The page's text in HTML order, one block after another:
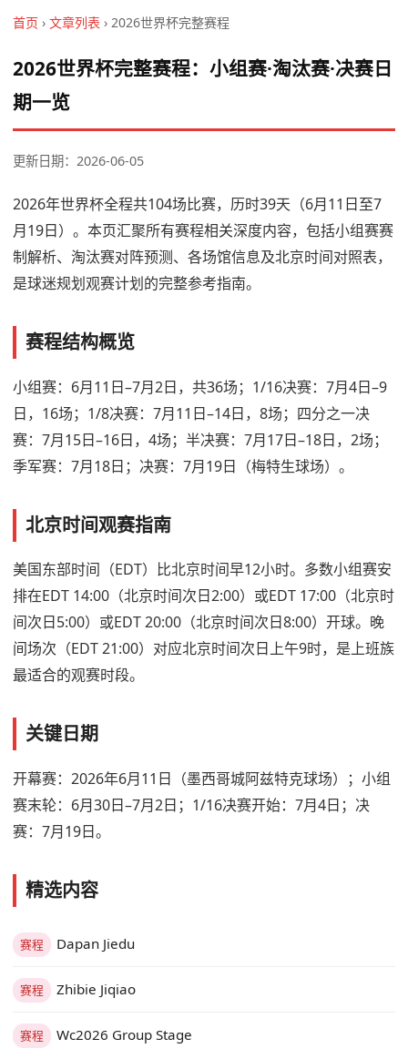
首页 › 文章列表 › 2026世界杯完整赛程
2026世界杯完整赛程：小组赛·淘汰赛·决赛日
期一览
更新日期：2026-06-05
2026年世界杯全程共104场比赛，历时39天（6月11日至7
月19日）。本页汇聚所有赛程相关深度内容，包括小组赛赛
制解析、淘汰赛对阵预测、各场馆信息及北京时间对照表，
是球迷规划观赛计划的完整参考指南。
赛程结构概览
小组赛：6月11日–7月2日，共36场；1/16决赛：7月4日–9
日，16场；1/8决赛：7月11日–14日，8场；四分之一决
赛：7月15日–16日，4场；半决赛：7月17日–18日，2场；
季军赛：7月18日；决赛：7月19日（梅特生球场）。
北京时间观赛指南
美国东部时间（EDT）比北京时间早12小时。多数小组赛安
排在EDT 14:00（北京时间次日2:00）或EDT 17:00（北京时
间次日5:00）或EDT 20:00（北京时间次日8:00）开球。晚
间场次（EDT 21:00）对应北京时间次日上午9时，是上班族
最适合的观赛时段。
关键日期
开幕赛：2026年6月11日（墨西哥城阿兹特克球场）；小组
赛末轮：6月30日–7月2日；1/16决赛开始：7月4日；决
赛：7月19日。
精选内容
赛程 Dapan Jiedu
赛程 Zhibie Jiqiao
赛程 Wc2026 Group Stage